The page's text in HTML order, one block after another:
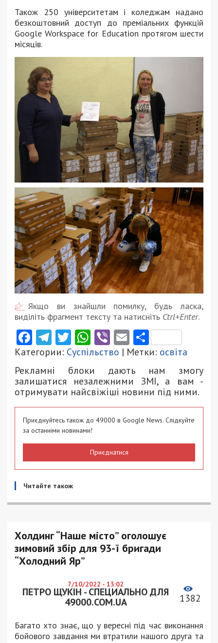
Також 250 університетам і коледжам надано
безкоштовний доступ до преміальних функцій
Google Workspace for Education протягом шести
місяців.
Якщо ви знайшли помилку, будь ласка,
виділіть фрагмент тексту та натисніть Ctrl+Enter.
Facebook
Telegram
Twitter
WhatsApp
ViberEmail
Категории: Суспільство | Метки: освіта
Рекламні блоки дають нам змогу
залишатися незалежними ЗМІ, а вам -
отримувати найсвіжіші новини під ними.
Приєднуйтесь також до 49000 в Google News. Слідкуйте
за останніми новинами!
Приєднатися
Читайте також
Холдинг “Наше місто” оголошує
зимовий збір для 93-ї бригади
“Холодний Яр”
7/10/2022 - 13:02
ПЕТРО ЩУКІН - СПЕЦИАЛЬНО ДЛЯ
49000.COM.UA
1382
Багато хто знає, що у вересні під час виконання
бойового завдання ми втратили нашого друга та